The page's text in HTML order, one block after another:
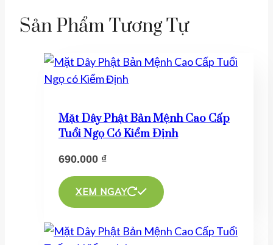
Sản Phẩm Tương Tự
Mặt Dây Phật Bản Mệnh Cao Cấp
Tuổi Ngọ Có Kiểm Định
690.000 ₫
XEM NGAY
phẩm
có